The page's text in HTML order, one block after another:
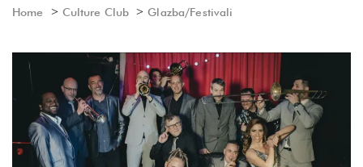
Home Culture Club Glazba/Festivali